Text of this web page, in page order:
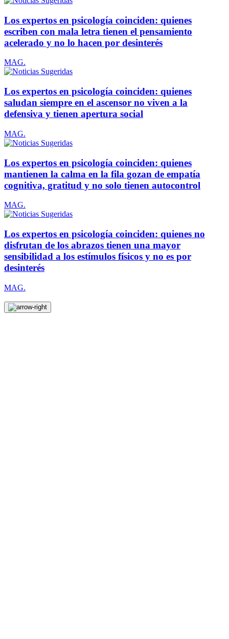
Los expertos en psicología coinciden: quienes
escriben con mala letra tienen el pensamiento
acelerado y no lo hacen por desinterés
MAG.
Los expertos en psicología coinciden: quienes
saludan siempre en el ascensor no viven a la
defensiva y tienen apertura social
MAG.
Los expertos en psicología coinciden: quienes
mantienen la calma en la fila gozan de empatía
cognitiva, gratitud y no solo tienen autocontrol
MAG.
Los expertos en psicología coinciden: quienes no
disfrutan de los abrazos tienen una mayor
sensibilidad a los estímulos físicos y no es por
desinterés
MAG.